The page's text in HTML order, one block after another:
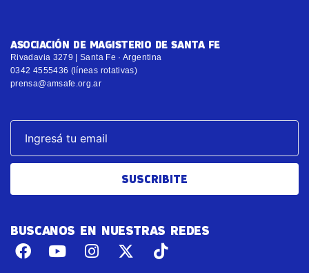
ASOCIACIÓN DE MAGISTERIO DE SANTA FE
Rivadavia 3279 | Santa Fe · Argentina
0342 4555436 (líneas rotativas)
prensa@amsafe.org.ar
SUSCRIBITE
BUSCANOS EN NUESTRAS REDES